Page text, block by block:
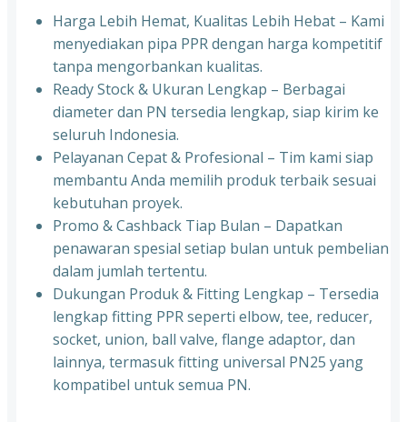
Harga Lebih Hemat, Kualitas Lebih Hebat – Kami
menyediakan pipa PPR dengan harga kompetitif
tanpa mengorbankan kualitas.
⁠Ready Stock & Ukuran Lengkap – Berbagai
diameter dan PN tersedia lengkap, siap kirim ke
seluruh Indonesia.
⁠Pelayanan Cepat & Profesional – Tim kami siap
membantu Anda memilih produk terbaik sesuai
kebutuhan proyek.
⁠Promo & Cashback Tiap Bulan – Dapatkan
penawaran spesial setiap bulan untuk pembelian
dalam jumlah tertentu.
⁠Dukungan Produk & Fitting Lengkap – Tersedia
lengkap fitting PPR seperti elbow, tee, reducer,
socket, union, ball valve, flange adaptor, dan
lainnya, termasuk fitting universal PN25 yang
kompatibel untuk semua PN.